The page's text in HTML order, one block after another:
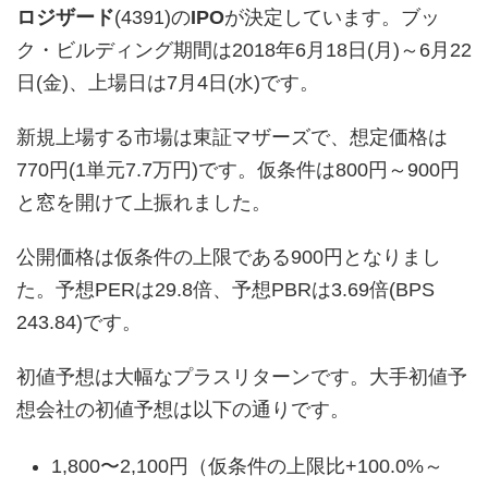
ロジザード(4391)のIPOが決定しています。ブッ
ク・ビルディング期間は2018年6月18日(月)～6月22
日(金)、上場日は7月4日(水)です。
新規上場する市場は東証マザーズで、想定価格は
770円(1単元7.7万円)です。仮条件は800円～900円
と窓を開けて上振れました。
公開価格は仮条件の上限である900円となりまし
た。予想PERは29.8倍、予想PBRは3.69倍(BPS
243.84)です。
初値予想は大幅なプラスリターンです。大手初値予
想会社の初値予想は以下の通りです。
1,800〜2,100円（仮条件の上限比+100.0%～